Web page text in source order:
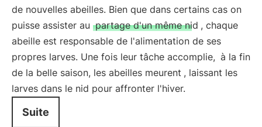
de nouvelles abeilles. Bien que dans certains cas on
puisse assister au partage d'un même nid , chaque
abeille est responsable de l'alimentation de ses
propres larves. Une fois leur tâche accomplie, à la fin
de la belle saison, les abeilles meurent , laissant les
larves dans le nid pour affronter l'hiver.
Suite